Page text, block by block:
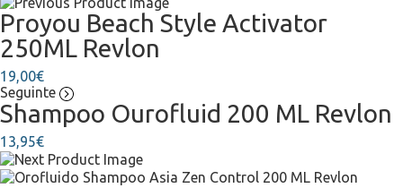
Proyou Beach Style Activator
250ML Revlon
19,00€
Seguinte
Shampoo Ourofluid 200 ML Revlon
13,95€